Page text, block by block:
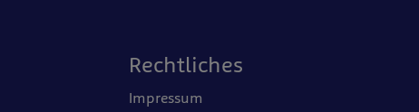
Rechtliches
Impressum